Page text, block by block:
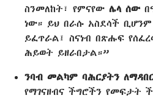
ስንመለከት፣ የምናየው ሌላ ሰው
ነው። ይህ በራሱ አስደሳች
ይፈጥራል፤ ስናነብ በጽሑፍ
ሕይወት ይዘራበታል።”
ንባብ መልካም ባሕርያትን
የማገናዘብና ችግሮችን የመፍታት